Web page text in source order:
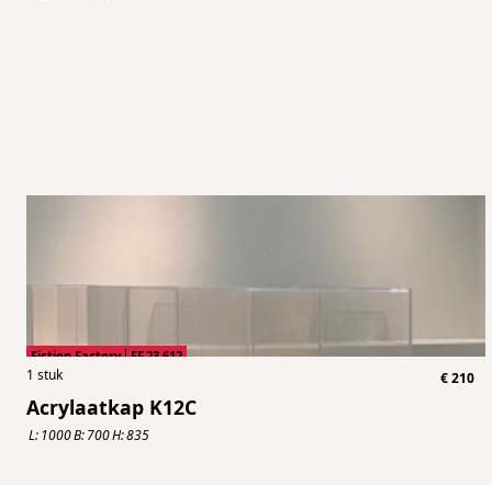
Fiction Factory FF.23.612
1 stuk €210
Acrylaatkap K12C
L: 1000B:700H:835